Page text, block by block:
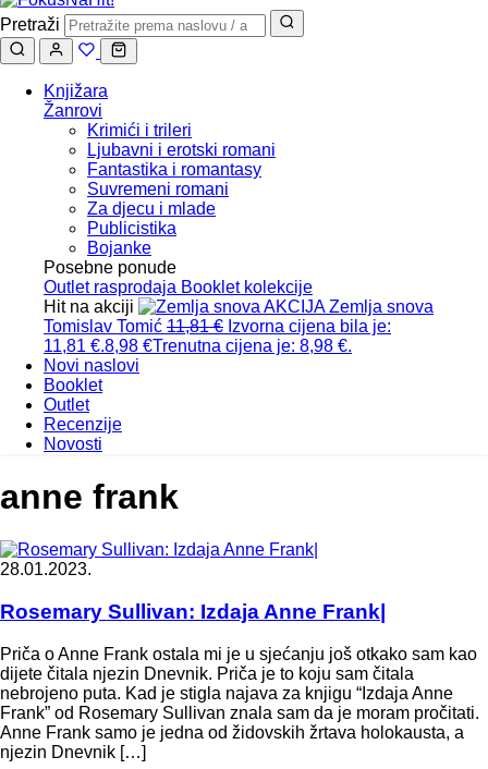
Pretraži
Knjižara
Žanrovi
Krimići i trileri
Ljubavni i erotski romani
Fantastika i romantasy
Suvremeni romani
Za djecu i mlade
Publicistika
Bojanke
Posebne ponude
Outlet rasprodaja Booklet kolekcije
Hit na akciji
AKCIJA Zemlja snova
Tomislav Tomić 11,81€ Izvorna cijena bila je:
11,81 €.8,98 €Trenutna cijena je: 8,98 €.
Novi naslovi
Booklet
Outlet
Recenzije
Novosti
anne frank
28.01.2023.
Rosemary Sullivan: Izdaja Anne Frank|
Priča o Anne Frank ostala mi je u sjećanju još otkako sam kao
dijete čitala njezin Dnevnik. Priča je to koju sam čitala
nebrojeno puta. Kad je stigla najava za knjigu “Izdaja Anne
Frank” od Rosemary Sullivan znala sam da je moram pročitati.
Anne Frank samo je jedna od židovskih žrtava holokausta, a
njezin Dnevnik […]